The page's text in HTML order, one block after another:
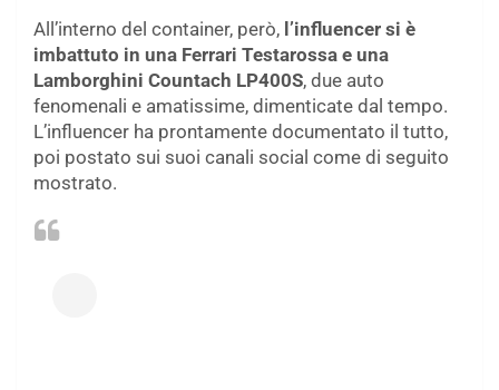
All’interno del container, però, l’influencer si è
imbattuto in una Ferrari Testarossa e una
Lamborghini Countach LP400S, due auto
fenomenali e amatissime, dimenticate dal tempo.
L’influencer ha prontamente documentato il tutto,
poi postato sui suoi canali social come di seguito
mostrato.